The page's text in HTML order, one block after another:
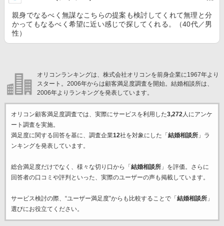
親身でなるべく無謀なこちらの提案も検討してくれて無理と分
かってもなるべく希望に近い感じで探してくれる。（40代／男
性）
オリコンランキングは、株式会社オリコンを前身企業に1967年より
スタート。2006年からは顧客満足度調査を開始。結婚相談所は、
2006年よりランキングを発表しています。
オリコン顧客満足度調査では、実際にサービスを利用した3,272人にアンケ
ート調査を実施。
満足度に関する回答を基に、調査企業12社を対象にした「 結婚相談所」ラ
ンキングを発表しています。
総合満足度だけでなく、様々な切り口から「 結婚相談所」を評価。さらに
回答者の口コミや評判といった、実際のユーザーの声も掲載しています。
サービス検討の際、“ユーザー満足度”からも比較することで「 結婚相談所」
選びにお役立てください。